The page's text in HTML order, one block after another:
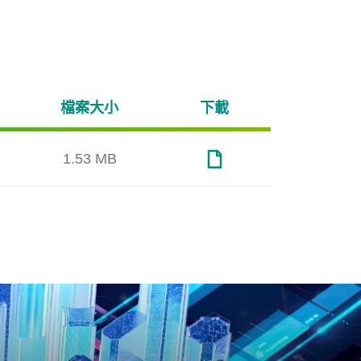
檔案大小 下載
1.53 MB
透過空間預留，Over-
Provisioning (OP)技術可更有
效率地執行GC垃圾回收機制
考量交通運輸應用多樣且複雜
的應用情境，Apacer提供穩定
度、永續性、耐用度與可靠度
一流的工規SSD與記憶體解決